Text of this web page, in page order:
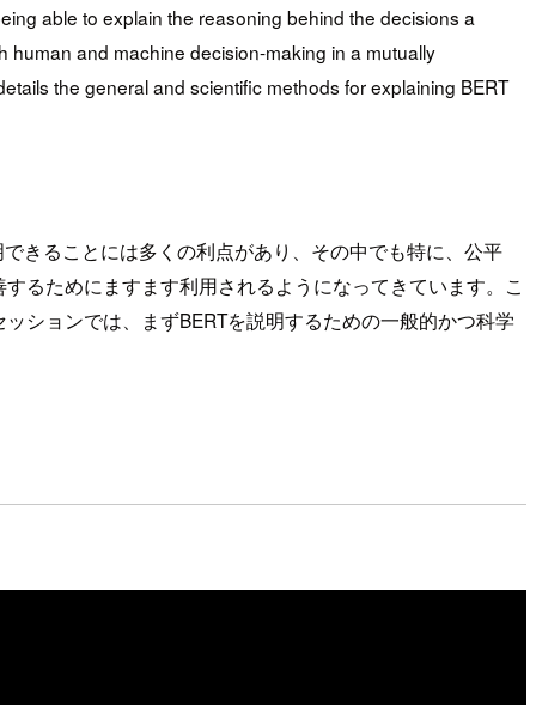
able to explain the reasoning behind the decisions a
human and machine decision-making in a mutually
the general and scientific methods for explaining BERT
きることには多くの利点があり、その中でも特に、公平
るためにますます利用されるようになってきています。こ
ションでは、まずBERTを説明するための一般的かつ科学